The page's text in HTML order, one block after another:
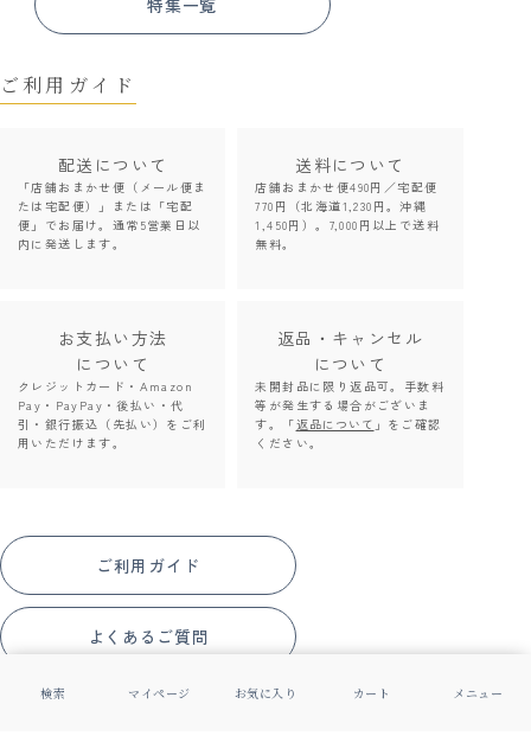
特集一覧
ご利用ガイド
配送について
「店舗おまかせ便（メール便ま
たは宅配便）」または「宅配
便」でお届け。通常5営業日以
内に発送します。
送料について
店舗おまかせ便490円／宅配便
770円（北海道1,230円。沖縄
1,450円）。7,000円以上で送料
無料。
お支払い方法
について
クレジットカード・Amazon
Pay・PayPay・後払い・代
引・銀行振込（先払い）をご利
用いただけます。
返品・キャンセル
について
未開封品に限り返品可。手数料
等が発生する場合がございま
す。「返品について 」をご確認
ください。
ご利用ガイド
よくあるご質問